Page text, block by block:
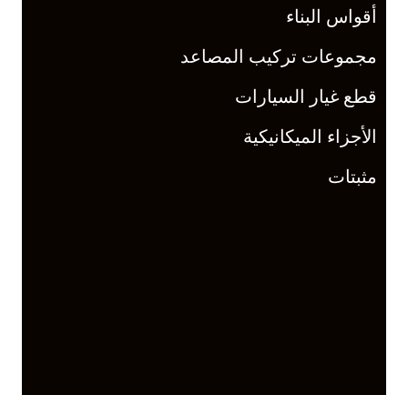
أقواس البناء
مجموعات تركيب المصاعد
قطع غيار السيارات
الأجزاء الميكانيكية
مثبتات